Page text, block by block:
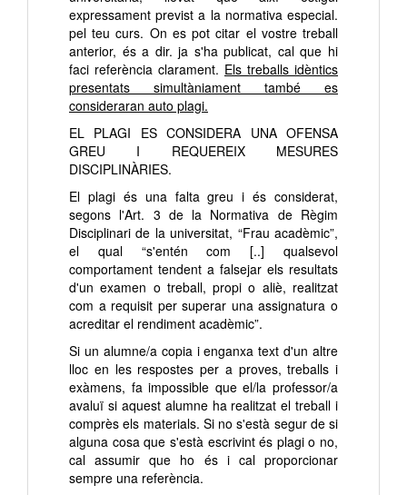
expressament previst a la normativa especial.
pel teu curs. On es pot citar el vostre treball
anterior, és a dir. ja s'ha publicat, cal que hi
faci referència clarament. Els treballs idèntics
presentats simultàniament també es
consideraran auto plagi.
EL PLAGI ES CONSIDERA UNA OFENSA
GREU I REQUEREIX MESURES
DISCIPLINÀRIES.
El plagi és una falta greu i és considerat,
segons l'Art. 3 de la Normativa de Règim
Disciplinari de la universitat, “Frau acadèmic”,
el qual “s'entén com [..] qualsevol
comportament tendent a falsejar els resultats
d'un examen o treball, propi o aliè, realitzat
com a requisit per superar una assignatura o
acreditar el rendiment acadèmic”.
Si un alumne/a copia i enganxa text d'un altre
lloc en les respostes per a proves, treballs i
exàmens, fa impossible que el/la professor/a
avaluï si aquest alumne ha realitzat el treball i
comprès els materials. Si no s'està segur de si
alguna cosa que s'està escrivint és plagi o no,
cal assumir que ho és i cal proporcionar
sempre una referència.